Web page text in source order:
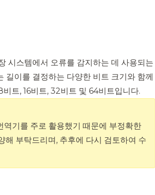
시스템에서 오류를 감지하는 데 사용되는
길이를 결정하는 다양한 비트 크기와 함께
트, 16비트, 32비트 및 64비트입니다.
기를 주로 활용했기 때문에 부정확한
해 부탁드리며, 추후에 다시 검토하여 수